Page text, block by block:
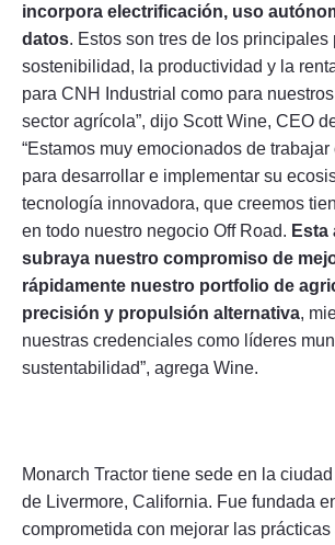
incorpora electrificación, uso
datos. Estos son tres de los principales
sostenibilidad, la productividad y la
para CNH Industrial como para
sector agrícola”, dijo Scott Wine, CEO
“Estamos muy emocionados de trabajar
para desarrollar e implementar su
tecnología innovadora, que creemos
en todo nuestro negocio Off Road. Esta
subraya nuestro compromiso de
rápidamente nuestro portfolio de
precisión y propulsión alternativa,
nuestras credenciales como líderes
sustentabilidad”, agrega Wine.
Monarch Tractor tiene sede en la
de Livermore, California. Fue fundada
comprometida con mejorar las